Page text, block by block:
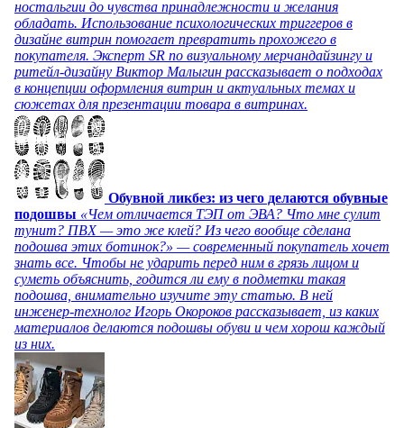
ностальгии до чувства принадлежности и желания
обладать. Использование психологических триггеров в
дизайне витрин помогает превратить прохожего в
покупателя. Эксперт SR по визуальному мерчандайзингу и
ритейл-дизайну Виктор Малыгин рассказывает о подходах
в концепции оформления витрин и актуальных темах и
сюжетах для презентации товара в витринах.
Обувной ликбез: из чего делаются обувные
подошвы «Чем отличается ТЭП от ЭВА? Что мне сулит
тунит? ПВХ — это же клей? Из чего вообще сделана
подошва этих ботинок?» — современный покупатель хочет
знать все. Чтобы не ударить перед ним в грязь лицом и
суметь объяснить, годится ли ему в подметки такая
подошва, внимательно изучите эту статью. В ней
инженер-технолог Игорь Окороков рассказывает, из каких
материалов делаются подошвы обуви и чем хорош каждый
из них.